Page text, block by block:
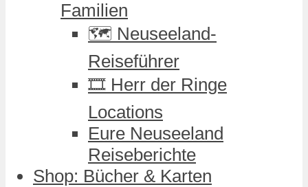
Familien
🗺️ Neuseeland-
Reiseführer
🎞️ Herr der Ringe
Locations
Eure Neuseeland
Reiseberichte
Shop: Bücher & Karten